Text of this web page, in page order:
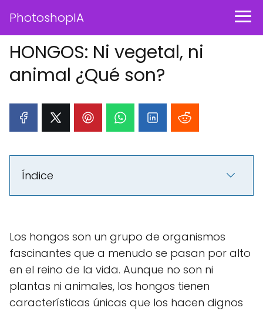
PhotoshopIA
HONGOS: Ni vegetal, ni
animal ¿Qué son?
Índice
Los hongos son un grupo de organismos
fascinantes que a menudo se pasan por alto
en el reino de la vida. Aunque no son ni
plantas ni animales, los hongos tienen
características únicas que los hacen dignos